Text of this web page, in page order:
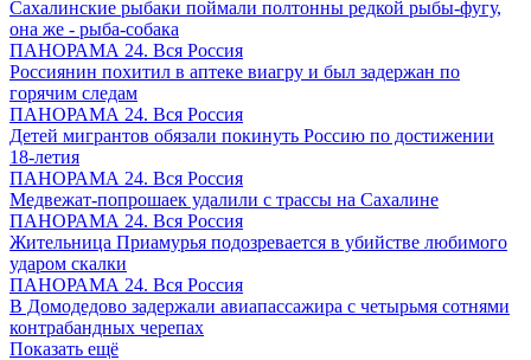
Сахалинские рыбаки поймали полтонны редкой рыбы-фугу,
она же - рыба-собака
ПАНОРАМА 24. Вся Россия
Россиянин похитил в аптеке виагру и был задержан по
горячим следам
ПАНОРАМА 24. Вся Россия
Детей мигрантов обязали покинуть Россию по достижении
18-летия
ПАНОРАМА 24. Вся Россия
Медвежат-попрошаек удалили с трассы на Сахалине
ПАНОРАМА 24. Вся Россия
Жительница Приамурья подозревается в убийстве любимого
ударом скалки
ПАНОРАМА 24. Вся Россия
В Домодедово задержали авиапассажира с четырьмя сотнями
контрабандных черепах
Показать ещё